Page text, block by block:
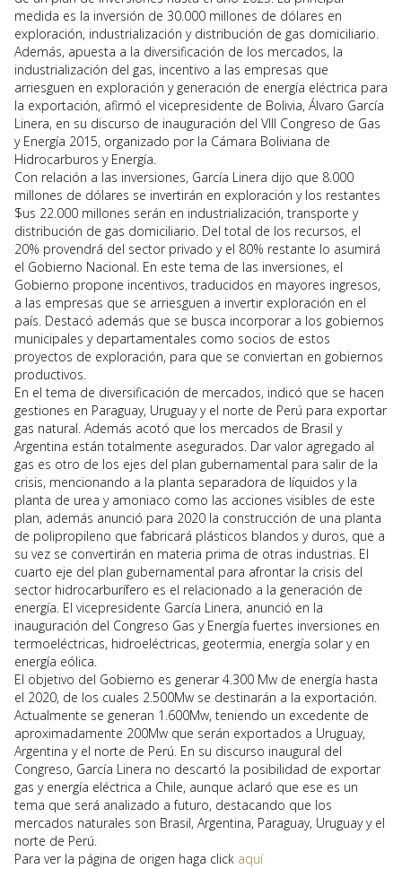
medida es la inversión de 30.000 millones de dólares en
exploración, industrialización y distribución de gas domiciliario.
Además, apuesta a la diversificación de los mercados, la
industrialización del gas, incentivo a las empresas que
arriesguen en exploración y generación de energía eléctrica para
la exportación, afirmó el vicepresidente de Bolivia, Álvaro García
Linera, en su discurso de inauguración del VIII Congreso de Gas
y Energía 2015, organizado por la Cámara Boliviana de
Hidrocarburos y Energía.
Con relación a las inversiones, García Linera dijo que 8.000
millones de dólares se invertirán en exploración y los restantes
$us 22.000 millones serán en industrialización, transporte y
distribución de gas domiciliario. Del total de los recursos, el
20% provendrá del sector privado y el 80% restante lo asumirá
el Gobierno Nacional. En este tema de las inversiones, el
Gobierno propone incentivos, traducidos en mayores ingresos,
a las empresas que se arriesguen a invertir exploración en el
país. Destacó además que se busca incorporar a los gobiernos
municipales y departamentales como socios de estos
proyectos de exploración, para que se conviertan en gobiernos
productivos.
En el tema de diversificación de mercados, indicó que se hacen
gestiones en Paraguay, Uruguay y el norte de Perú para exportar
gas natural. Además acotó que los mercados de Brasil y
Argentina están totalmente asegurados. Dar valor agregado al
gas es otro de los ejes del plan gubernamental para salir de la
crisis, mencionando a la planta separadora de líquidos y la
planta de urea y amoniaco como las acciones visibles de este
plan, además anunció para 2020 la construcción de una planta
de polipropileno que fabricará plásticos blandos y duros, que a
su vez se convertirán en materia prima de otras industrias. El
cuarto eje del plan gubernamental para afrontar la crisis del
sector hidrocarburífero es el relacionado a la generación de
energía. El vicepresidente García Linera, anunció en la
inauguración del Congreso Gas y Energía fuertes inversiones en
termoeléctricas, hidroeléctricas, geotermia, energía solar y en
energía eólica.
El objetivo del Gobierno es generar 4.300 Mw de energía hasta
el 2020, de los cuales 2.500Mw se destinarán a la exportación.
Actualmente se generan 1.600Mw, teniendo un excedente de
aproximadamente 200Mw que serán exportados a Uruguay,
Argentina y el norte de Perú. En su discurso inaugural del
Congreso, García Linera no descartó la posibilidad de exportar
gas y energía eléctrica a Chile, aunque aclaró que ese es un
tema que será analizado a futuro, destacando que los
mercados naturales son Brasil, Argentina, Paraguay, Uruguay y el
norte de Perú.
Para ver la página de origen haga click aquí